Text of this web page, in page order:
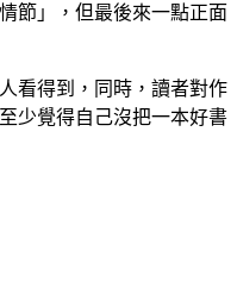
節」，但最後來一點正面
看得到，同時，讀者對作
少覺得自己沒把一本好書